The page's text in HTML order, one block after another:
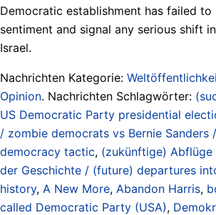
Democratic establishment has failed
sentiment and signal any serious shift
Israel.
Nachrichten Kategorie:
Opinion. Nachrichten Schlagwörter:
US Democratic Party presidential
/ zombie democrats vs Bernie Sanders
democracy tactic, (zukünftige) Abflüge
der Geschichte / (future) departures
history, A New More, Abandon Harris,
called Democratic Party (USA),